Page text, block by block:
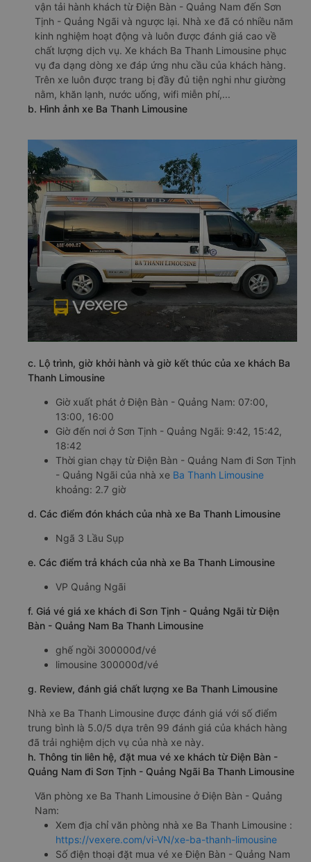
vận tải hành khách từ Điện Bàn - Quảng Nam đến Sơn
Tịnh - Quảng Ngãi và ngược lại. Nhà xe đã có nhiều năm
kinh nghiệm hoạt động và luôn được đánh giá cao về
chất lượng dịch vụ. Xe khách Ba Thanh Limousine phục
vụ đa dạng dòng xe đáp ứng nhu cầu của khách hàng.
Trên xe luôn được trang bị đầy đủ tiện nghi như giường
nằm, khăn lạnh, nước uống, wifi miễn phí,...
b. Hình ảnh xe Ba Thanh Limousine
c. Lộ trình, giờ khởi hành và giờ kết thúc của xe khách Ba
Thanh Limousine
Giờ xuất phát ở Điện Bàn - Quảng Nam: 07:00,
13:00, 16:00
Giờ đến nơi ở Sơn Tịnh - Quảng Ngãi: 9:42, 15:42,
18:42
Thời gian chạy từ Điện Bàn - Quảng Nam đi Sơn Tịnh
- Quảng Ngãi của nhà xe Ba Thanh Limousine
khoảng: 2.7 giờ
d. Các điểm đón khách của nhà xe Ba Thanh Limousine
Ngã 3 Lầu Sụp
e. Các điểm trả khách của nhà xe Ba Thanh Limousine
VP Quảng Ngãi
f. Giá vé giá xe khách đi Sơn Tịnh - Quảng Ngãi từ Điện
Bàn - Quảng Nam Ba Thanh Limousine
ghế ngồi 300000đ/vé
limousine 300000đ/vé
g. Review, đánh giá chất lượng xe Ba Thanh Limousine
Nhà xe Ba Thanh Limousine được đánh giá với số điểm
trung bình là 5.0/5 dựa trên 99 đánh giá của khách hàng
đã trải nghiệm dịch vụ của nhà xe này.
h. Thông tin liên hệ, đặt mua vé xe khách từ Điện Bàn -
Quảng Nam đi Sơn Tịnh - Quảng Ngãi Ba Thanh Limousine
Văn phòng xe Ba Thanh Limousine ở Điện Bàn - Quảng
Nam:
Xem địa chỉ văn phòng nhà xe Ba Thanh Limousine :
https://vexere.com/vi-VN/xe-ba-thanh-limousine
Số điện thoại đặt mua vé xe Điện Bàn - Quảng Nam